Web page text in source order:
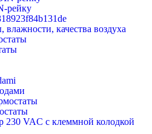
рейку
качества воздуха